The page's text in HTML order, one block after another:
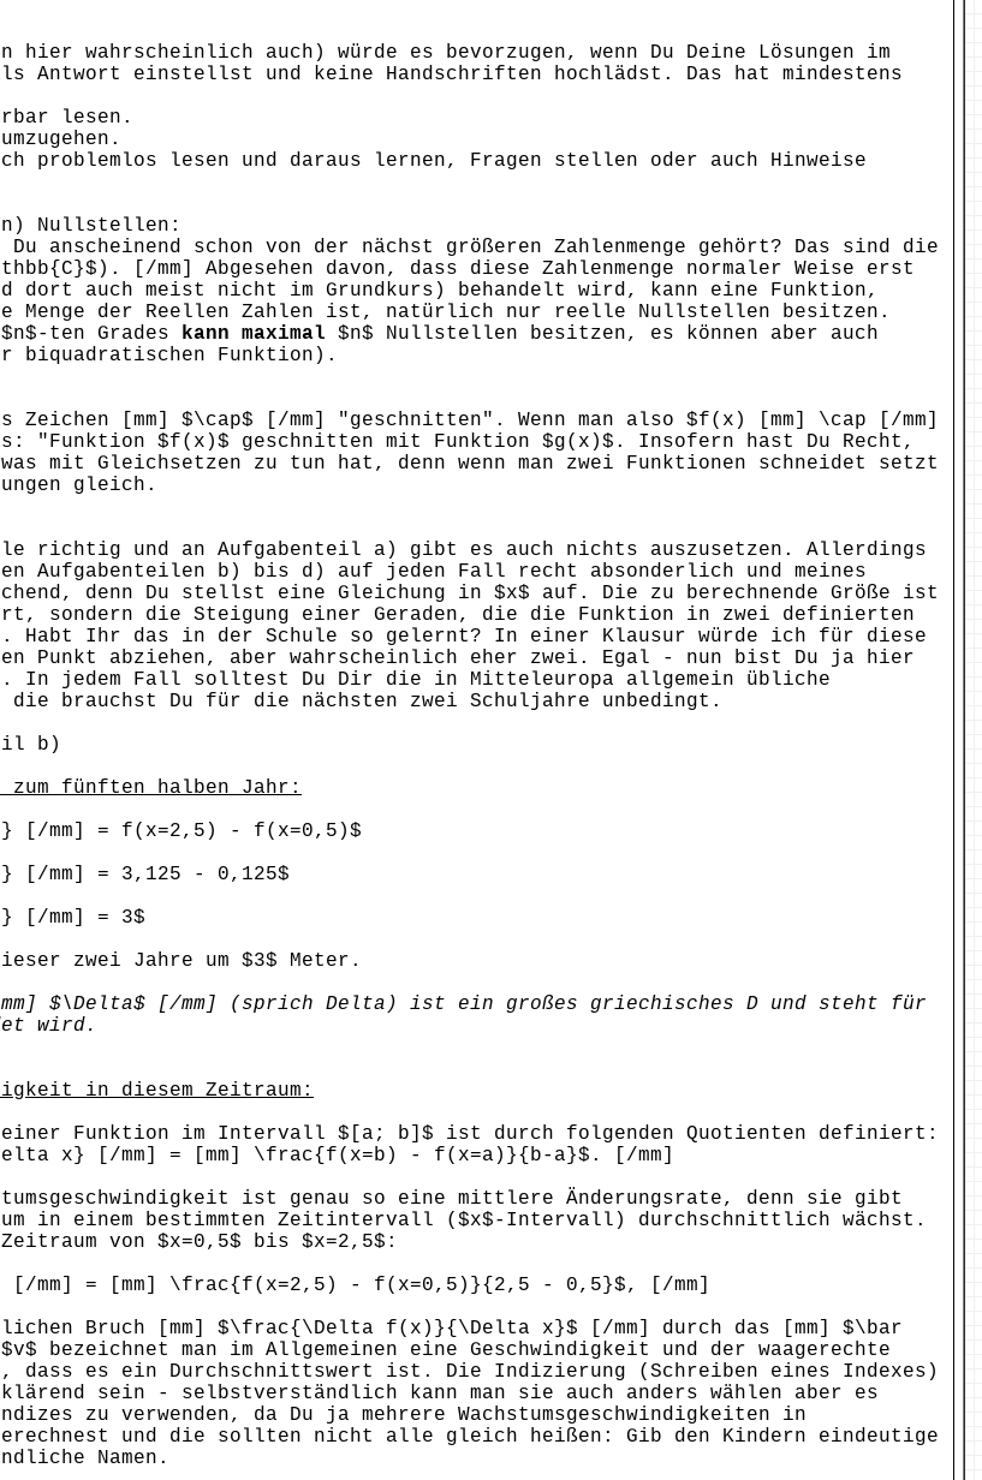
hier wahrscheinlich auch) würde es bevorzugen, wenn Du Deine Lösungen im
Antwort einstellst und keine Handschriften hochlädst. Das hat mindestens
lesen.
problemlos lesen und daraus lernen, Fragen stellen oder auch Hinweise
Nullstellen:
anscheinend schon von der nächst größeren Zahlenmenge gehört? Das sind die
[/mm] Abgesehen davon, dass diese Zahlenmenge normaler Weise erst
dort auch meist nicht im Grundkurs) behandelt wird, kann eine Funktion,
Menge der Reellen Zahlen ist, natürlich nur reelle Nullstellen besitzen.
ten Grades kann maximal $n$ Nullstellen besitzen, es können aber auch
biquadratischen Funktion).
Zeichen [mm] $\cap$ [/mm] "geschnitten". Wenn man also $f(x) [mm] \cap [/mm]
"Funktion $f(x)$ geschnitten mit Funktion $g(x)$. Insofern hast Du Recht,
mit Gleichsetzen zu tun hat, denn wenn man zwei Funktionen schneidet setzt
gleich.
richtig und an Aufgabenteil a) gibt es auch nichts auszusetzen. Allerdings
Aufgabenteilen b) bis d) auf jeden Fall recht absonderlich und meines
denn Du stellst eine Gleichung in $x$ auf. Die zu berechnende Größe ist
sondern die Steigung einer Geraden, die die Funktion in zwei definierten
Habt Ihr das in der Schule so gelernt? In einer Klausur würde ich für diese
Punkt abziehen, aber wahrscheinlich eher zwei. Egal - nun bist Du ja hier
In jedem Fall solltest Du Dir die in Mitteleuropa allgemein übliche
die brauchst Du für die nächsten zwei Schuljahre unbedingt.
b)
zum fünften halben Jahr:
[/mm] = f(x=2,5) - f(x=0,5)$
[/mm] = 3,125 - 0,125$
[/mm] = 3$
zwei Jahre um $3$ Meter.
$\Delta$ [/mm] (sprich Delta) ist ein großes griechisches D und steht für
wird.
in diesem Zeitraum:
einer Funktion im Intervall $[a; b]$ ist durch folgenden Quotienten definiert:
x} [/mm] = [mm] \frac{f(x=b) - f(x=a)}{b-a}$. [/mm]
ist genau so eine mittlere Änderungsrate, denn sie gibt
in einem bestimmten Zeitintervall ($x$-Intervall) durchschnittlich wächst.
von $x=0,5$ bis $x=2,5$:
[/mm] = [mm] \frac{f(x=2,5) - f(x=0,5)}{2,5 - 0,5}$, [/mm]
Bruch [mm] $\frac{\Delta f(x)}{\Delta x}$ [/mm] durch das [mm] $\bar
bezeichnet man im Allgemeinen eine Geschwindigkeit und der waagerechte
dass es ein Durchschnittswert ist. Die Indizierung (Schreiben eines Indexes)
sein - selbstverständlich kann man sie auch anders wählen aber es
zu verwenden, da Du ja mehrere Wachstumsgeschwindigkeiten in
und die sollten nicht alle gleich heißen: Gib den Kindern eindeutige
Namen.